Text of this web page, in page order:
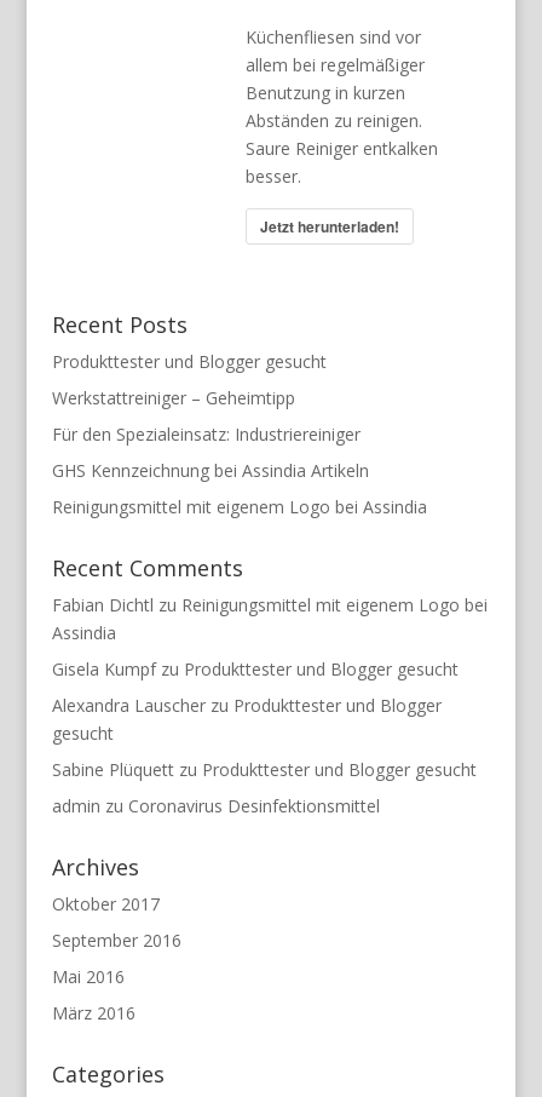
Küchenfliesen sind vor
allem bei regelmäßiger
Benutzung in kurzen
Abständen zu reinigen.
Saure Reiniger entkalken
besser.
Jetzt herunterladen!
Recent Posts
Produkttester und Blogger gesucht
Werkstattreiniger – Geheimtipp
Für den Spezialeinsatz: Industriereiniger
GHS Kennzeichnung bei Assindia Artikeln
Reinigungsmittel mit eigenem Logo bei Assindia
Recent Comments
Fabian Dichtl zu Reinigungsmittel mit eigenem Logo bei
Assindia
Gisela Kumpfzu Produkttester und Blogger gesucht
Alexandra Lauscherzu Produkttester und Blogger
gesucht
Sabine Plüquettzu Produkttester und Blogger gesucht
admin zu Coronavirus Desinfektionsmittel
Archives
Oktober 2017
September 2016
Mai 2016
März 2016
Categories